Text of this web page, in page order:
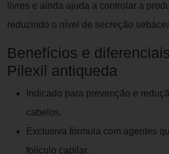
livres e ainda ajuda a controlar a
reduzindo o nível de secreção
Benefícios e
Pilexil antiqueda
Indicado para prevenção e
cabelos.
Exclusiva fórmula com agentes
folículo capilar.